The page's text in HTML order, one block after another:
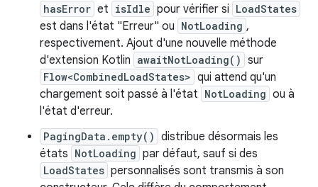
hasError et isIdle pour vérifier si LoadStates
est dans l'état "Erreur" ou NotLoading ,
respectivement. Ajout d'une nouvelle méthode
d'extension Kotlin awaitNotLoading() sur
Flow<CombinedLoadStates> qui attend qu'un
chargement soit passé à l'état NotLoading ou à
l'état d'erreur.
PagingData.empty() distribue désormais les
états NotLoading par défaut, sauf si des
LoadStates personnalisés sont transmis à son